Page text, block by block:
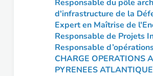
Responsable du pôle
d'infrastructure de la
Expert en Maîtrise de
Responsable de Projets
Responsable
CHARGE OPERATIONS
PYRENEES